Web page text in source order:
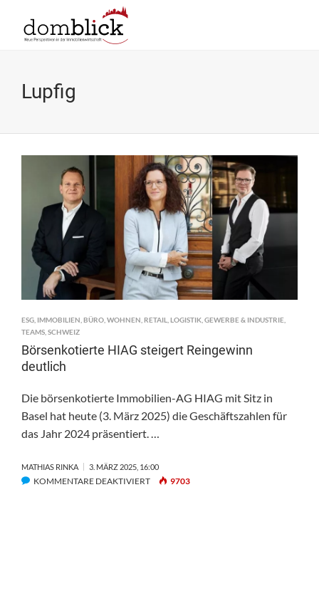
Lupfig
ESG IMMOBILIEN BÜRO WOHNEN RETAIL LOGISTIK GEWERBE & INDUSTRIE
TEAMS SCHWEIZ
Börsenkotierte HIAG steigert Reingewinn
deutlich
Die börsenkotierte Immobilien-AG HIAG mit Sitz in
Basel hat heute (3. März 2025) die Geschäftszahlen für
das Jahr 2024 präsentiert. …
MATHIAS RINKA 3. MÄRZ 2025, 16:00
KOMMENTARE DEAKTIVIERTFÜR 9703